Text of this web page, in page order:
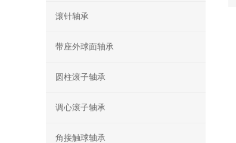
滚针轴承
带座外球面轴承
圆柱滚子轴承
调心滚子轴承
角接触球轴承